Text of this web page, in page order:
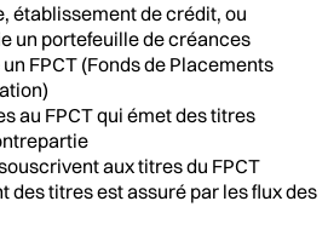
établissement de crédit, ou
un portefeuille de créances
FPCT (Fonds de Placements
au FPCT qui émet des titres
aux titres du FPCT
des titres est assuré par les flux des